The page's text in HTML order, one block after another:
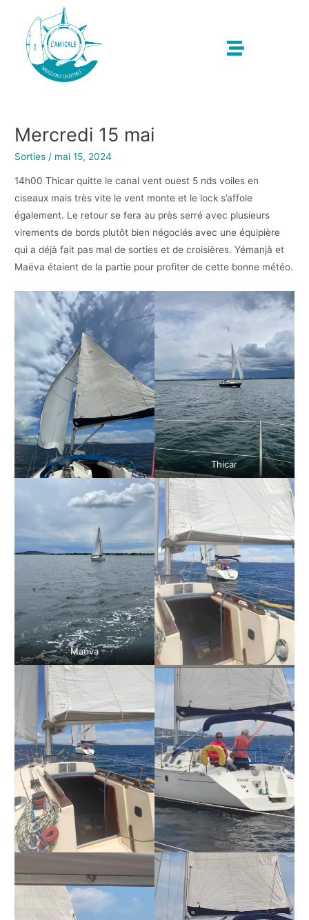
Mercredi 15 mai
Sorties / mai 15, 2024
14h00 Thicar quitte le canal vent ouest 5 nds voiles en
ciseaux mais très vite le vent monte et le lock s’affole
également. Le retour se fera au près serré avec plusieurs
virements de bords plutôt bien négociés avec une équipière
qui a déjà fait pas mal de sorties et de croisières. Yémanjà et
Maëva étaient de la partie pour profiter de cette bonne météo.
Thicar
Maéva